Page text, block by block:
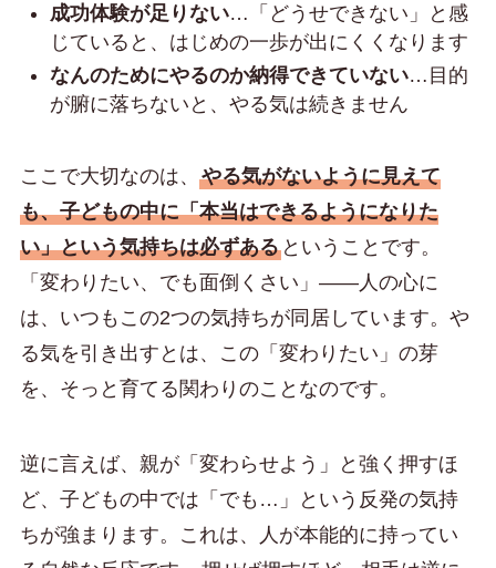
成功体験が足りない…「どうせできない」と感
じていると、はじめの一歩が出にくくなります
なんのためにやるのか納得できていない…目的
が腑に落ちないと、やる気は続きません
ここで大切なのは、 やる気がないように見えて
も、子どもの中に「本当はできるようになりた
い」という気持ちは必ずあるということです。
「変わりたい、でも面倒くさい」——人の心に
は、いつもこの2つの気持ちが同居しています。や
る気を引き出すとは、この「変わりたい」の芽
を、そっと育てる関わりのことなのです。
逆に言えば、親が「変わらせよう」と強く押すほ
ど、子どもの中では「でも…」という反発の気持
ちが強まります。これは、人が本能的に持ってい